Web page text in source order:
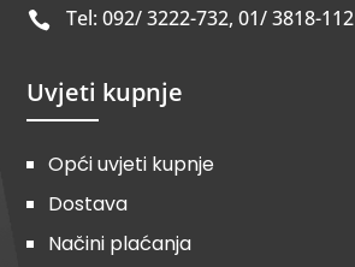
 Tel: 092/ 3222-732, 01/ 3818-112
Uvjeti kupnje
Opći uvjeti kupnje
Dostava
Načini plaćanja